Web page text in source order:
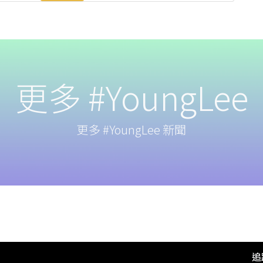
更多 #YoungLee
更多 #YoungLee 新聞